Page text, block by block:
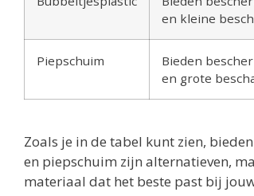
en kleine
Piepschuim
Bieden
en grote
Zoals je in de tabel kunt zien,
en piepschuim zijn alternatieven,
materiaal dat het beste past bij